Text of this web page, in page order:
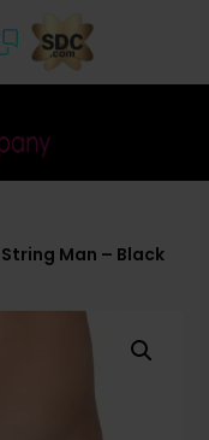
Man – Black